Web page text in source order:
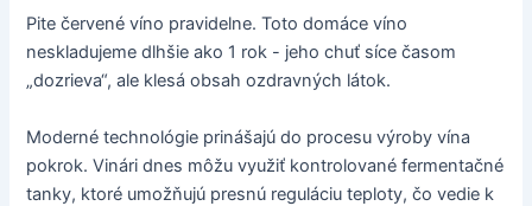
Pite červené víno pravidelne. Toto domáce víno
neskladujeme dlhšie ako 1 rok - jeho chuť síce časom
„dozrieva“, ale klesá obsah ozdravných látok.
Moderné technológie prinášajú do procesu výroby vína
pokrok. Vinári dnes môžu využiť kontrolované fermentačné
tanky, ktoré umožňujú presnú reguláciu teploty, čo vedie k